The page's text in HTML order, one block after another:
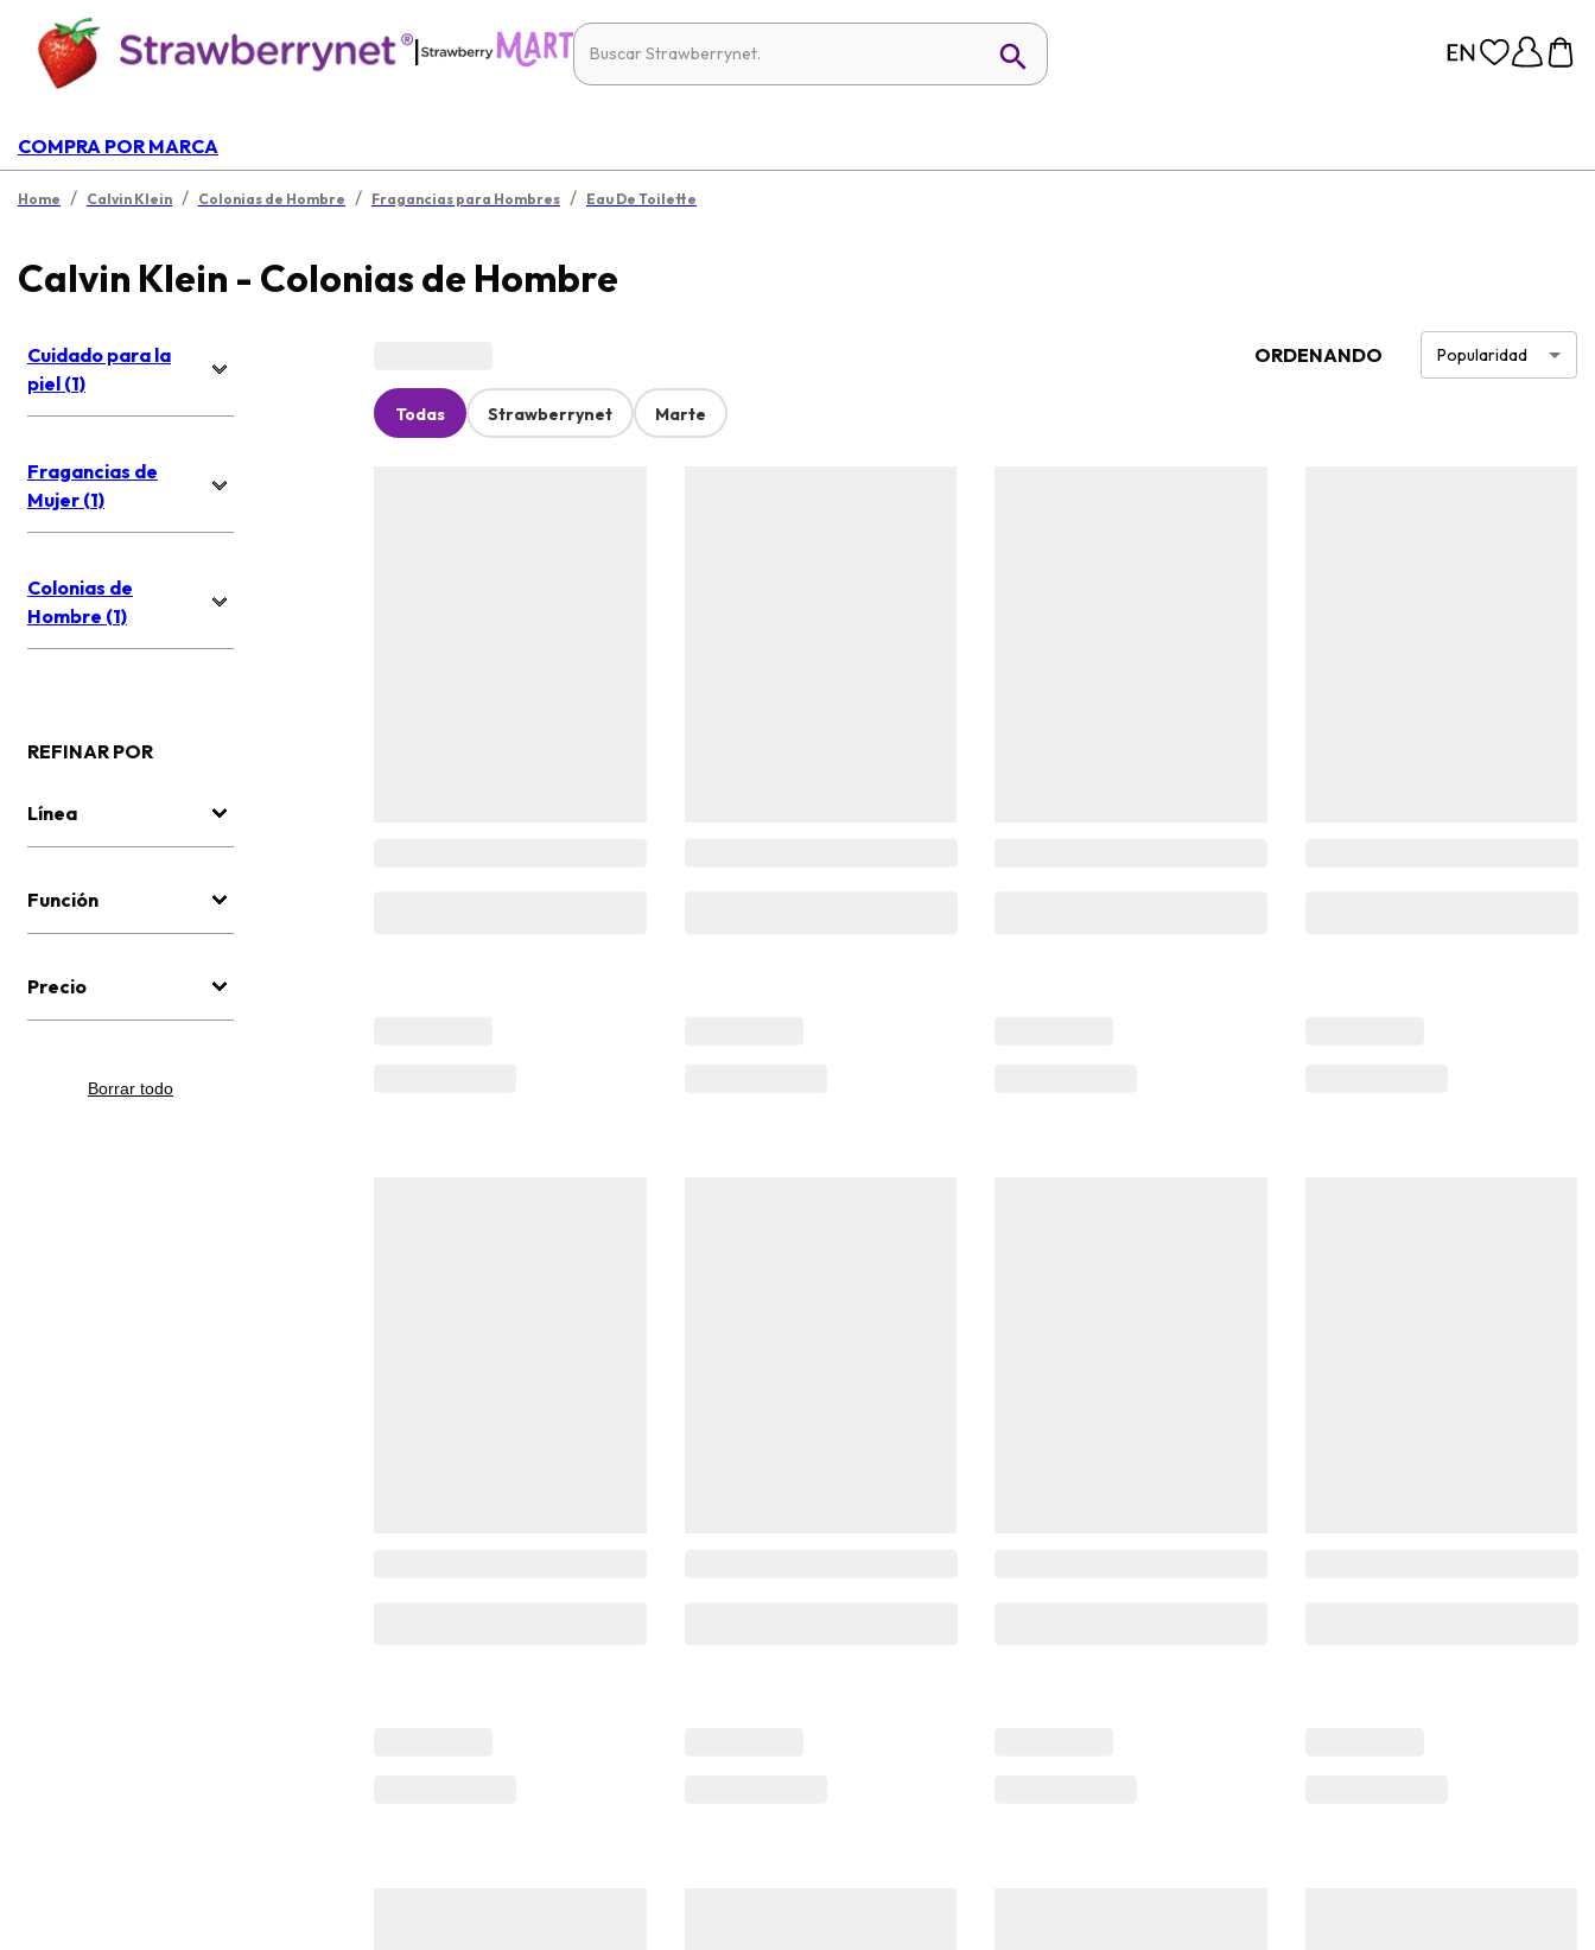
|
COMPRA POR MARCA
Home / Calvin Klein / Colonias de Hombre / Fragancias para Hombres / Eau De Toilette
Calvin Klein - Colonias de Hombre
Cuidado para la
piel (1)
Fragancias de
Mujer (1)
Colonias de
Hombre (1)
REFINAR POR
Línea
Función
Precio
Borrar todo
ORDENANDO Popularidad
Todas Strawberrynet Marte